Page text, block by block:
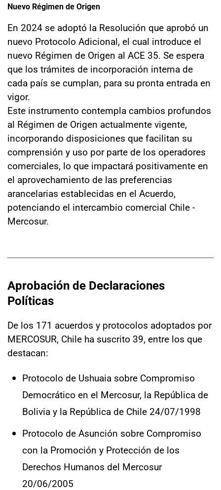
Nuevo Régimen de Origen
En 2024 se adoptó la Resolución que aprobó un
nuevo Protocolo Adicional, el cual introduce el
nuevo Régimen de Origen al ACE 35. Se espera
que los trámites de incorporación interna de
cada país se cumplan, para su pronta entrada en
vigor.
Este instrumento contempla cambios profundos
al Régimen de Origen actualmente vigente,
incorporando disposiciones que facilitan su
comprensión y uso por parte de los operadores
comerciales, lo que impactará positivamente en
el aprovechamiento de las preferencias
arancelarias establecidas en el Acuerdo,
potenciando el intercambio comercial Chile -
Mercosur.
Aprobación de Declaraciones
Políticas
De los 171 acuerdos y protocolos adoptados por
MERCOSUR, Chile ha suscrito 39, entre los que
destacan:
Protocolo de Ushuaia sobre Compromiso
Democrático en el Mercosur, la República de
Bolivia y la República de Chile 24/07/1998
Protocolo de Asunción sobre Compromiso
con la Promoción y Protección de los
Derechos Humanos del Mercosur
20/06/2005